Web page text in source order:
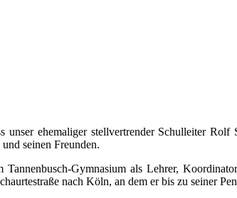
unser ehemaliger stellvertrender Schulleiter
seinen Freunden.
Gymnasium als Lehrer,
nach Köln, an dem er bis zu seiner